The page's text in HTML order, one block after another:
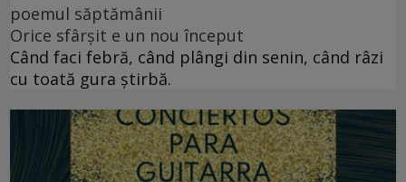
poemul săptămânii
Orice sfârșit e un nou început
Când faci febră, când plângi din senin, când râzi
cu toată gura știrbă.